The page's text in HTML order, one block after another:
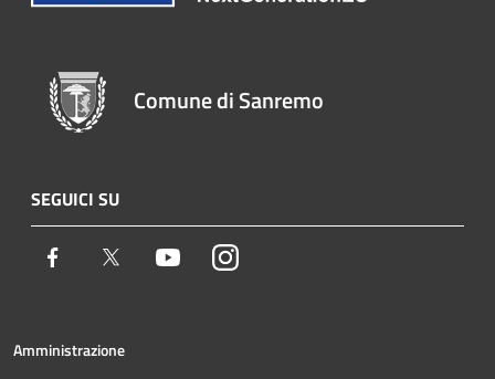
Comune di Sanremo
SEGUICI SU
Facebook Twitter YoutubeInstagram
Amministrazione